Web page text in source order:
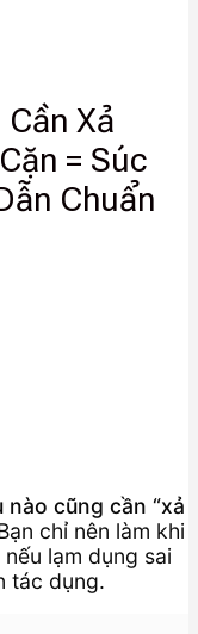
Xả
= Súc
Chuẩn
cũng cần “xả
chỉ nên làm khi
lạm dụng sai
tác dụng.